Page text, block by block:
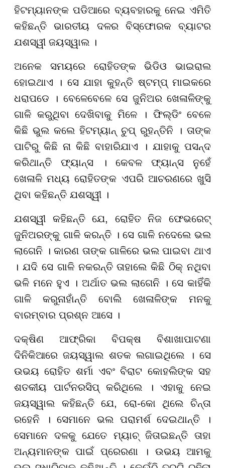
ହିଟମ୍ୟାନଙ୍କ ପଡିଆରେ ବ୍ୟବହାରକୁ ନେଇ ଏମିତି
କହିଛନ୍ତି ଭାରତୀୟ ଦଳର ବିସ୍ଫୋରକ ବ୍ୟାଟର
ଯଶସ୍ୱୀ ଜୟସ୍ୱାଲ ।
ଅନେକ ସମୟରେ ରୋହିତଙ୍କ ଭିଡିଓ ଭାଇରାଲ
ହୋଇଥାଏ । ସେ ଯାହା କୁହନ୍ତି ଷ୍ଟମ୍ପ୍ ମାଇକରେ
ଧରାପଡେ । ବେଳେବେଳେ ସେ ଜୁନିଅର ଖେଳାଳିଙ୍କୁ
ଗାଳି କରୁଥିବା ଦେଖିବାକୁ ମିଳେ । ଫିଲ୍ଡିଂ ବେଳେ
କିଛି ଭୁଲ କଲେ ହିଟମ୍ୟାନ୍ ଚୁପ୍ ରୁହନ୍ତିନି । ତାଙ୍କ
ପାଟିରୁ କିଛି ନା କିଛି ବାହାରିଯାଏ । ଯାହାକୁ ପସନ୍ଦ
କରିଥାନ୍ତି ଫ୍ୟାନ୍ସ । କେବଳ ଫ୍ୟାନ୍ସ ନୁହେଁ
ଖେଳାଳି ମଧ୍ୟ ରୋହିତଙ୍କ ଏପରି ଆଚରଣରେ ଖୁସି
ଥିବା କହିଛନ୍ତି ଯଶସ୍ୱୀ ।
ଯଶସ୍ୱୀ କହିଛନ୍ତି ଯେ, ରୋହିତ ନିଜ ଫେଭରେଟ୍
ଜୁନିଅରଙ୍କୁ ଗାଳି କରନ୍ତି । ସେ ଗାଳି ନଦେଲେ ଭଲ
ଲାଗେନି । କାରଣ ତାଙ୍କ ଗାଳିରେ ଭଲ ପାଇବା ଥାଏ
। ଯଦି ସେ ଗାଳି ନକରନ୍ତି ତାହାଲେ କିଛି ଠିକ୍ ନଥିବା
ଭଳି ମନେ ହୁଏ । ଅର୍ଥାତ ଭଲ ଲାଗେନି । ସେ କାହିଁକି
ଗାଳି କରୁନାହାଁନ୍ତି ବୋଲି ଖେଳାଳିଙ୍କ ମନକୁ
ବାରମ୍ବାର ପ୍ରଶ୍ନ ଆସେ ।
ଦକ୍ଷିଣ ଆଫ୍ରିକା ବିପକ୍ଷ ବିଶାଖାପାଟଣା
ଦିନିକିଆରେ ଜୟସ୍ୱାଲ ଶତକ ଲଗାଇଥିଲେ । ସେ
ଉଭୟ ରୋହିତ ଶର୍ମା ଏବଂ ବିରାଟ କୋହଲିଙ୍କ ସହ
ଶତକୀୟ ପାର୍ଟନରସିପ୍ କରିଥିଲେ । ଏହାକୁ ନେଇ
ଜୟସ୍ୱାଲ କହିଛନ୍ତି ଯେ, ରୋ-କୋ ଥିଲେ ଚିନ୍ତା
ରହେନି । ସେମାନେ ଭଲ ପରାମର୍ଶ ଦେଇଥାନ୍ତି ।
ସେମାନେ ଦଳକୁ ଯେତେ ମ୍ୟାଚ୍ ଜିତାଇଛନ୍ତି ତାହା
ଅନ୍ୟମାନଙ୍କ ପାଇଁ ପ୍ରେରଣା । ଉଭୟ ଆମକୁ